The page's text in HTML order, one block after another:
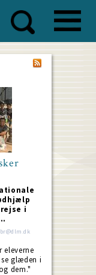
i
eleverne
glæden i
dem."